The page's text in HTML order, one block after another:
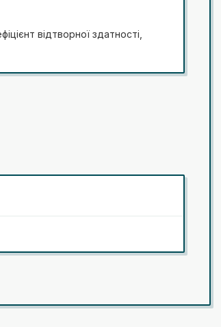
роботи молочного
відтворної здатності,